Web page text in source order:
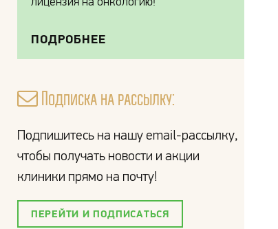
ПОДРОБНЕЕ
Подписка на рассылку:
Подпишитесь на нашу email-рассылку,
чтобы получать новости и акции
клиники прямо на почту!
ПЕРЕЙТИ И ПОДПИСАТЬСЯ